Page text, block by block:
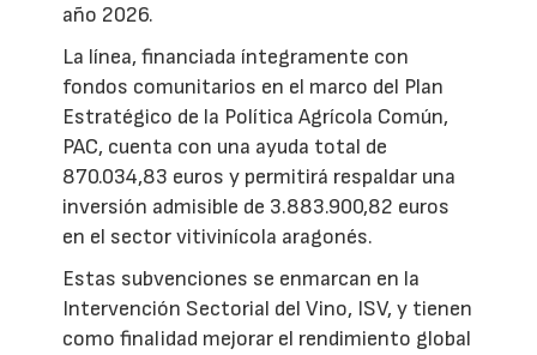
año 2026.
La línea, financiada íntegramente con
fondos comunitarios en el marco del Plan
Estratégico de la Política Agrícola Común,
PAC, cuenta con una ayuda total de
870.034,83 euros y permitirá respaldar una
inversión admisible de 3.883.900,82 euros
en el sector vitivinícola aragonés.
Estas subvenciones se enmarcan en la
Intervención Sectorial del Vino, ISV, y tienen
como finalidad mejorar el rendimiento global